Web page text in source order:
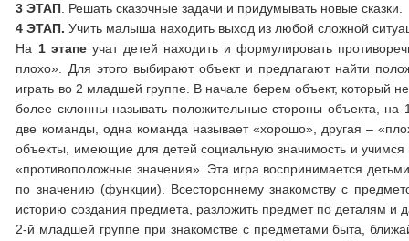
3 ЭТАП . Решать сказочные задачи и придумывать новые сказки.
4 ЭТАП. Учить малыша находить выход из любой сложной
На 1 этапеучат детей находить и формулировать
плохо». Для этого выбирают объект и предлагают найти
играть во 2 младшей группе. В начале берем объект, который
более склонны называть положительные стороны объекта,
две команды, одна команда называет «хорошо», другая –
объекты, имеющие для детей социальную значимость и учимся
«противоположные значения». Эта игра воспринимается
по значению (функции). Всестороннему знакомству с
историю создания предмета, разложить предмет по деталям и
2-й младшей группе при знакомстве с предметами быта,